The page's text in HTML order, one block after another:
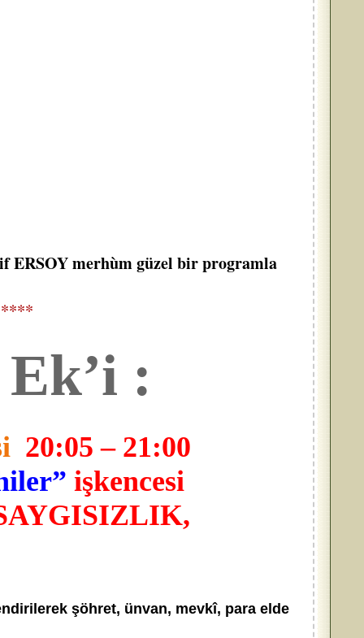
ERSOY merhùm güzel bir programla
:
20:05 – 21:00
işkencesi
şöhret, ünvan, mevkî, para elde